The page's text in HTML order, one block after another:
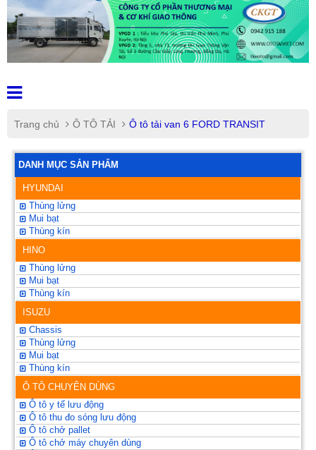
Trang chủ Ô TÔ TẢI Ô tô tải van 6 FORD TRANSIT
DANH MỤC SẢN PHẨM
HYUNDAI
Thùng lửng
Mui bạt
Thùng kín
HINO
Thùng lửng
Mui bạt
Thùng kín
ISUZU
Chassis
Thùng lửng
Mui bạt
Thùng kín
Ô TÔ CHUYÊN DÙNG
Ô tô y tế lưu động
Ô tô thu đo sóng lưu động
Ô tô chở pallet
Ô tô chở máy chuyên dùng